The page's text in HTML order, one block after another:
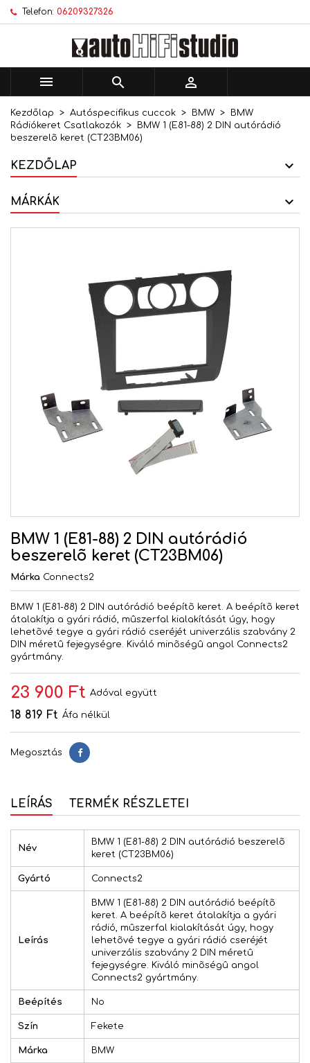
Telefon: 06209327326
  
Kezdőlap Autóspecifikus cuccok BMW
BMW
Rádiókeret Csatlakozók
BMW 1 (E81-88) 2 DIN autórádió
beszerelõ keret (CT23BM06)
KEZDŐLAP
MÁRKÁK
BMW 1 (E81-88) 2 DIN autórádió
beszerelõ keret (CT23BM06)
Márka Connects2
BMW 1 (E81-88) 2 DIN autórádió beépítõ keret. A beépítõ keret
átalakítja a gyári rádió, mûszerfal kialakítását úgy, hogy
lehetõvé tegye a gyári rádió cseréjét univerzális szabvány 2
DIN méretû fejegységre. Kiváló minõségû angol Connects2
gyártmány.
23 900 Ft Adóval együtt
18 819 Ft Áfa nélkül
Megosztás Megosztás
LEÍRÁS TERMÉK RÉSZLETEI
Név
BMW 1 (E81-88) 2 DIN autórádió beszerelõ
keret (CT23BM06)
Gyártó Connects2
Leírás
BMW 1 (E81-88) 2 DIN autórádió beépítõ
keret. A beépítõ keret átalakítja a gyári
rádió, mûszerfal kialakítását úgy, hogy
lehetõvé tegye a gyári rádió cseréjét
univerzális szabvány 2 DIN méretû
fejegységre. Kiváló minõségû angol
Connects2 gyártmány.
Beépítés No
Szín Fekete
Márka BMW
Kívánságlistáim ×
Új lista létrehozása
Kívánságlista létrehozása ×
Kívánságlista neve
Mégsem
Bejelentkezés ×
történő mentéséhez.
Mégsem Bejelentkezés